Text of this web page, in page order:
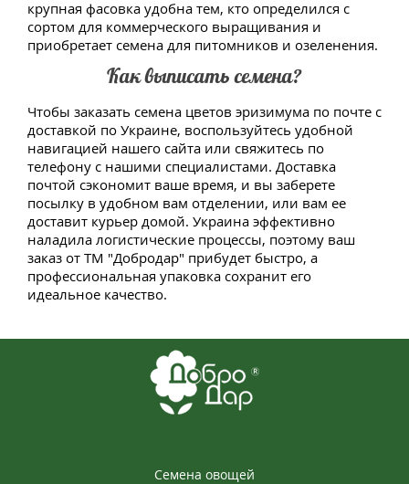
крупная фасовка удобна тем, кто определился с
сортом для коммерческого выращивания и
приобретает семена для питомников и озеленения.
Как выписать семена?
Чтобы заказать семена цветов эризимума по почте с
доставкой по Украине, воспользуйтесь удобной
навигацией нашего сайта или свяжитесь по
телефону с нашими специалистами. Доставка
почтой сэкономит ваше время, и вы заберете
посылку в удобном вам отделении, или вам ее
доставит курьер домой. Украина эффективно
наладила логистические процессы, поэтому ваш
заказ от ТМ "Добродар" прибудет быстро, а
профессиональная упаковка сохранит его
идеальное качество.
Семена овощей